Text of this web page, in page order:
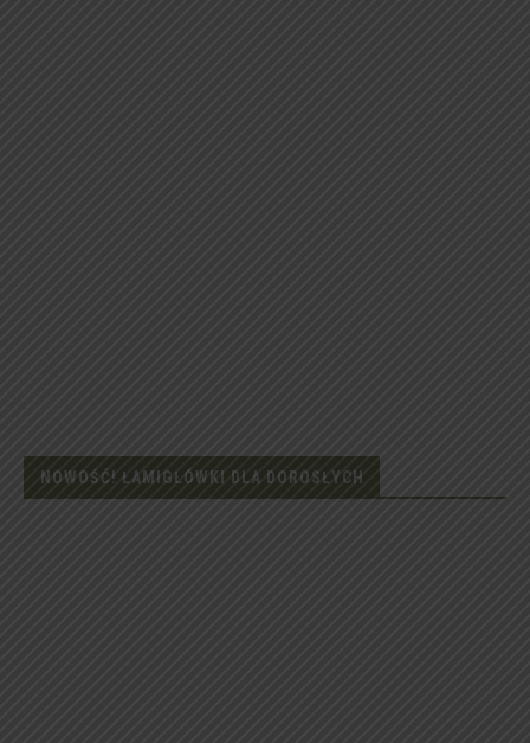
NOWOŚĆ! ŁAMIGŁÓWKI DLA DOROSŁYCH